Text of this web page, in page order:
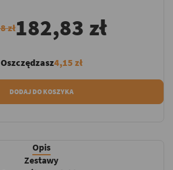
zł182,83 zł
Oszczędzasz4,15 zł
DODAJ DO KOSZYKA
Opis
Zestawy